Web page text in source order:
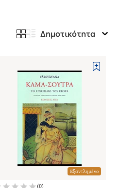
Δημοτικότητα
Εξαντλημένο
(0)